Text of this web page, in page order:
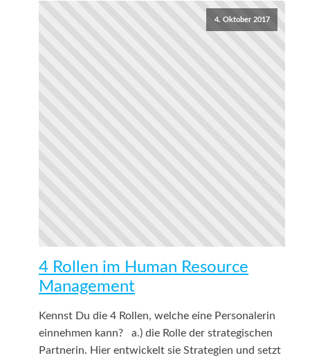
4. Oktober 2017
4 Rollen im Human Resource
Management
Kennst Du die 4 Rollen, welche eine Personalerin
einnehmen kann? a.) die Rolle der strategischen
Partnerin. Hier entwickelt sie Strategien und setzt